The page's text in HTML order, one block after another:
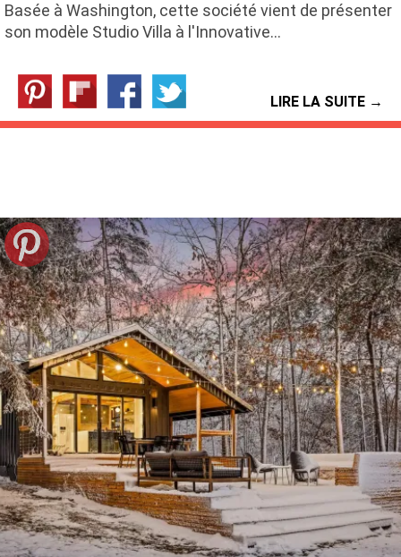
Basée à Washington, cette société vient de présenter
son modèle Studio Villa à l'Innovative…
LIRE LA SUITE →